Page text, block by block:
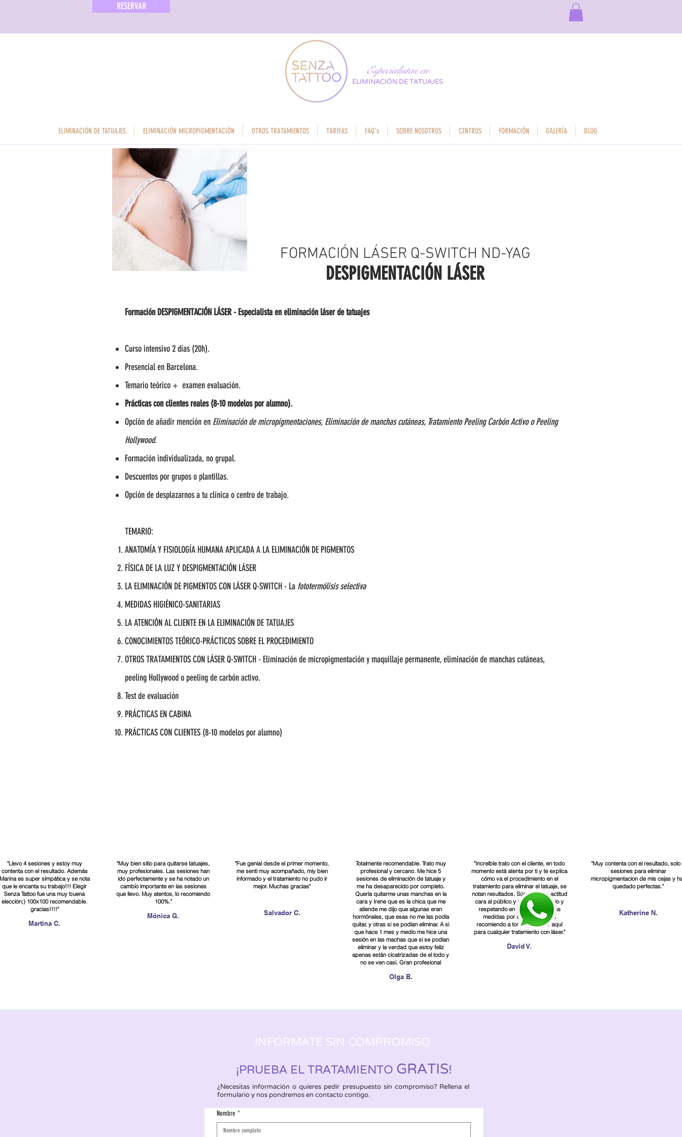
RESERVAR
Especialistas en
ELIMINACIÓN DE TATUAJES
ELIMINACIÓN DE TATUAJES ELIMINACIÓN MICROPIGMENTACIÓN OTROS TRATAMIENTOS TARIFAS FAQ's SOBRE NOSOTROS CENTROS FORMACIÓN GALERÍA BLOG
FORMACIÓN LÁSER Q-SWITCH ND-YAG
DESPIGMENTACIÓN LÁSER
Formación DESPIGMENTACIÓN LÁSER - Especialista en eliminación láser de tatuajes
Curso intensivo 2 días (20h).
Presencial en Barcelona.
Temario teórico + examen evaluación.
Prácticas con clientes reales (8-10 modelos por alumno).
Opción de añadir mención enEliminación de micropigmentaciones, Eliminación de manchas cutáneas, Tratamiento Peeling Carbón Activo o Peeling
Hollywood.
Formación individualizada, no grupal.
Descuentos por grupos o plantillas.
Opción de desplazarnos a tu clínica o centro de trabajo.
TEMARIO:
ANATOMÍA Y FISIOLOGÍA HUMANA APLICADA A LA ELIMINACIÓN DE PIGMENTOS​
FÍSICA DE LA LUZ Y DESPIGMENTACIÓN LÁSER
LA ELIMINACIÓN DE PIGMENTOS CON LÁSER Q-SWITCH - La ​fototermólisis selectiva
MEDIDAS HIGIÉNICO-SANITARIAS
LA ATENCIÓN AL CLIENTE EN LA ELIMINACIÓN DE TATUAJES
CONOCIMIENTOS TEÓRICO-PRÁCTICOS SOBRE EL PROCEDIMIENTO
OTROS TRATAMIENTOS CON LÁSER Q-SWITCH - Eliminación de micropigmentación y maquillaje permanente, eliminación de manchas cutáneas,
peeling Hollywood o peeling de carbón activo.​​
Test de evaluación
PRÁCTICAS EN CABINA
PRÁCTICAS CON CLIENTES (8-10 modelos por alumno)
"Llevo 4 sesiones y estoy muy
contenta con el resultado. Además
es super simpática y se nota
que le encanta su trabajo!!! Elegir
Senza Tattoo fue una muy buena
elección;) 100x100 recomendable.
gracias!!!!"
Martina C.
"Muy bien sitio para quitarse tatuajes,
muy profesionales. Las sesiones han
ido perfectamente y se ha notado un
cambio importante en las sesiones
que llevo. Muy atentos, lo recomiendo
100%."
Mónica G.
"Fue genial desde el primer momento,
me senti muy acompañado, miy bien
informado y el tratamiento no pudo ir
mejor. Muchas gracias"
Salvador C.
Totalmente recomendable. Trato muy
profesional y cercano. Me hice 5
sesiones de eliminación de tatuaje y
me ha desaparecido por completo.
Quería quitarme unas manchas en la
cara y Irene que es la chica que me
atiende me dijo que algunas eran
hormónales, que esas no me las podía
quitar, y otras si se podían eliminar. A si
que hace 1 mes y medio me hice una
sesión en las machas que si se podian
eliminar y la verdad que estoy feliz
apenas están cicatrizadas de el todo y
no se ven casi. Gran profesional
Olga B.
"Increíble trato con el cliente, en todo
momento está atenta por ti y te explica
cómo va el procedimiento en el
tratamiento para eliminar el tatuaje, se
notan resultados. Súper buena actitud
cara al público y sitio súper limpio y
respetando en todo momento las
medidas por covid. Sin duda
recomiendo a toda persona ir aquí
para cualquier tratamiento con láser."
David V.
"Muy contenta con el resultado, solo
sesiones para eliminar
micropigmentacion de mis cejas y
quedado perfectas."
Katherine N.
INFÓRMATE SIN COMPROMISO
¡PRUEBA EL TRATAMIENTO GRATIS!
¿Necesitas información o quieres pedir presupuesto sin compromiso? Rellena el
formulario y nos pondremos en contacto contigo.
Nombre *